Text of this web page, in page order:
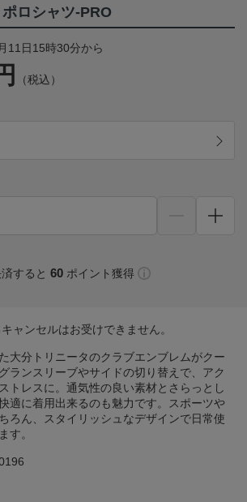
ロシャツ-PRO
11日15時30分から
（税込）
すると 60 ポイント獲得
ャンセルはお受けできません。
大分トリニータのクラブエンブレムがクー
ランスリーブやサイドの切り替えで、アク
トレスに。通気性の良い素材とさらっとし
適に着用出来るのも魅力です。スポーツや
ろん、スタイリッシュなデザインで日常使
す。